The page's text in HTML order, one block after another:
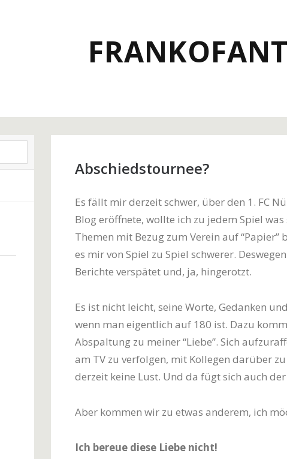
Abschiedstournee?
Es fällt mir derzeit schwer, über den 1. FC
Blog eröffnete, wollte ich zu jedem Spiel
Themen mit Bezug zum Verein auf
es mir von Spiel zu Spiel schwerer.
Berichte verspätet und, ja, hingerotzt.
Es ist nicht leicht, seine Worte, Gedanken
wenn man eigentlich auf 180 ist. Dazu
Abspaltung zu meiner “Liebe”. Sich
am TV zu verfolgen, mit Kollegen darüber
derzeit keine Lust. Und da fügt sich auch
Aber kommen wir zu etwas anderem, ich
Ich bereue diese Liebe nicht!